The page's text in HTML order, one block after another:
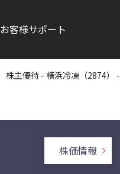
お客様サポート
株主優待 - 横浜冷凍（2874） -
株価情報